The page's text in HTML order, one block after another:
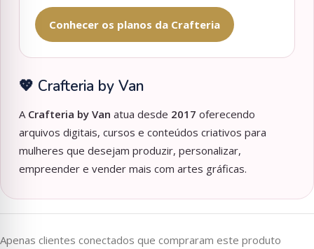
Conhecer os planos da Crafteria
💖 Crafteria by Van
A Crafteria by Van atua desde 2017 oferecendo
arquivos digitais, cursos e conteúdos criativos para
mulheres que desejam produzir, personalizar,
empreender e vender mais com artes gráficas.
Apenas clientes conectados que compraram este produto